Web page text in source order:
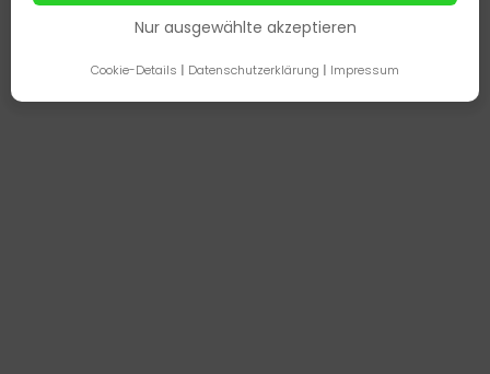
Nur ausgewählte akzeptieren
Cookie-Details | Datenschutzerklärung | Impressum